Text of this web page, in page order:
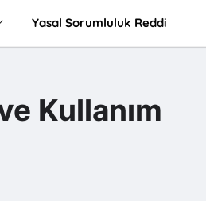
Yasal Sorumluluk Reddi
Kullanım